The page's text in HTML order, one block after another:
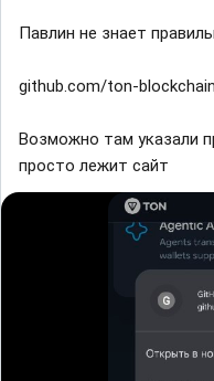
Павлин не знает
github.com/ton-blockchain
Возможно там указали
просто лежит сайт